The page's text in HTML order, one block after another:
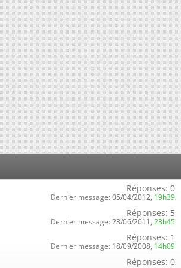
Réponses: 0
Dernier message: 05/04/2012, 19h39
Réponses: 5
Dernier message: 23/06/2011, 23h45
Réponses: 1
Dernier message: 18/09/2008, 14h09
Réponses: 0